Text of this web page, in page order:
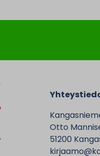
Otto
51200